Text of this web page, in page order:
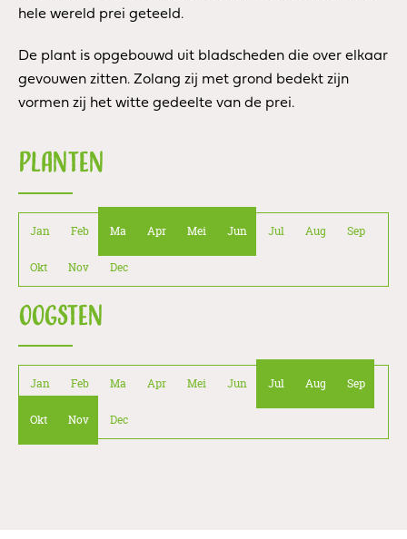
hele wereld prei geteeld.
De plant is opgebouwd uit bladscheden die over elkaar
gevouwen zitten. Zolang zij met grond bedekt zijn
vormen zij het witte gedeelte van de prei.
PLANTEN
Jan Feb Ma Apr Mei Jun Jul Aug Sep
Okt Nov Dec
OOGSTEN
Jan Feb Ma Apr Mei Jun Jul Aug Sep
Okt Nov Dec